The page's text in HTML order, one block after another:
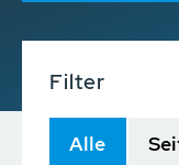
Filter
Alle